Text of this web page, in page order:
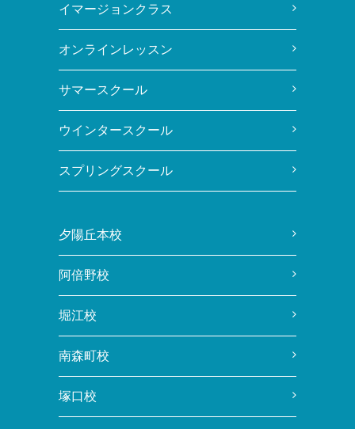
イマージョンクラス
オンラインレッスン
サマースクール
ウインタースクール
スプリングスクール
夕陽丘本校
阿倍野校
堀江校
南森町校
塚口校